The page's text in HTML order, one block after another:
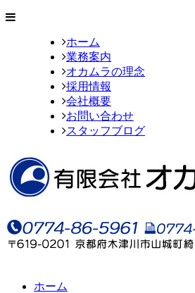
ホーム
業務案内
オカムラの理念
採用情報
会社概要
お問い合わせ
スタッフブログ
ホーム